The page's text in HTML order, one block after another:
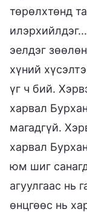
төрөлхтөнд
эелдэг
хүний
үг ч бий.
харвал
магадгүй.
харвал
юм шиг
агуулгаас нь
өнцгөөс нь